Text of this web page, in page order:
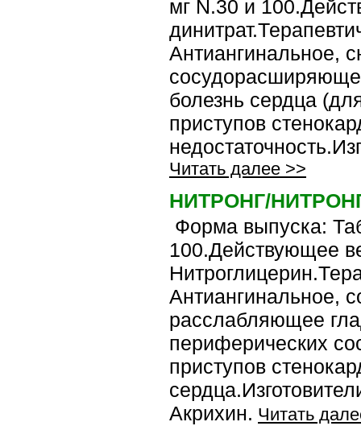
мг N.30 и
Антиангинальное,
болезнь сердца
приступов
Читать далее >>
НИТРОНГ/
Форма выпуска:
100.Действующее
Антиангинальное,
расслабляющее
периферических
приступов
Акрихин. Читать